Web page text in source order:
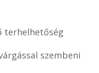
terhelhetőség
szembeni